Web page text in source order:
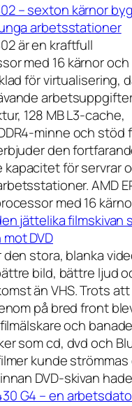
– sexton kärnor
arbetsstationer
är en kraftfull
med 16 kärnor och
för virtualisering,
128 MB L3-cache,
minne och stöd
den
kapacitet för servrar
AMD
med 16
jättelika filmskivan
DVD
den stora, blanka
bild, bättre ljud
än VHS. Trots
på bred front
och
som cd, dvd och
kunde strömmas
DVD-skivan
G4 – en